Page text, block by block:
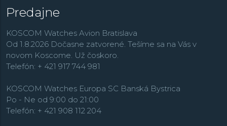
Predajne
KOSCOM Watches Avion Bratislava
Od 1.8.2026 Dočasne zatvorené. Tešíme sa na Vás v
novom Koscome. Už čoskoro.
Telefón: + 421 917 744 981
KOSCOM Watches Europa SC Banská Bystrica
Po - Ne od 9:00 do 21:00
Telefón: + 421 908 112 204